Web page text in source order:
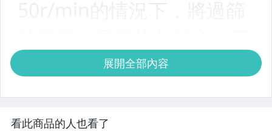
展開全部內容
看此商品的人也看了